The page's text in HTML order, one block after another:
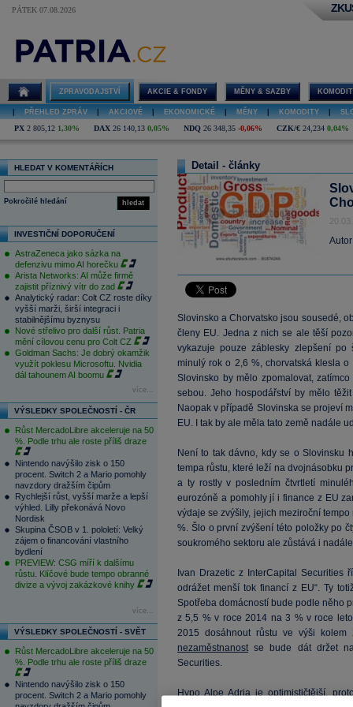
PÁTEK 07.08.2026
ZPRAVODAJSTVÍ AKCIE & FONDY MĚNY & SAZBY
PŘEHLED ZPRÁV AKCIOVÉ EKONOMICKÉ MĚNY KOMODITY
PX 2 805,12 1,30% DAX 26 140,13 0,05% NDQ 26 348,35 -0,06% CZK/€ 24,234 0,04%
HLEDAT V KOMENTÁŘÍCH
hledat
Pokročilé hledání
INVESTIČNÍ DOPORUČENÍ
AstraZeneca jako sázka na
defenzivu mimo AI horečku
Arista Networks: AI může firmě
zajistit příznivý vítr do zad
Analytický radar: Colt CZ roste díky
vyšší marži, širší integraci i
stabilnějšímu byznysu
Nové střelivo pro další růst. Patria
mění cílovou cenu pro Colt CZ
Goldman Sachs: Je dobrý okamžik
využít poklesu Microsoftu. Nvidia
dál tahounem AI boomu
více...
VÝSLEDKY SPOLEČNOSTÍ - ČR
Růst MercadoLibre akceleruje na 50
%. Podle trhu ale roste příliš draze
Nintendo navýšilo zisk o 150
procent. Switch 2 a Mario pomohly
navzdory dražším čipům
Rychlejší růst, vyšší marže a lepší
výhled. Lilly překonává Novo
Nordisk
Skupina ČSOB v 1. pololetí: Velký
zájem o financování vlastního
bydlení
PREVIEW: CSG míří k dalšímu
růstu. Klíčové bude tempo obranné
divize a vývoj zakázkové knihy
více...
VÝSLEDKY SPOLEČNOSTÍ - SVĚT
Růst MercadoLibre akceleruje na 50
%. Podle trhu ale roste příliš draze
Nintendo navýšilo zisk o 150
procent. Switch 2 a Mario pomohly
Detail - články
Slovinsko a Chorvatsko jsou sousedé,
členy EU. Jedna z nich se ale těší
vykazuje pouze záblesky zlepšení po
minulý rok o 2,6 %, chorvatská klesla
Slovinsko by mělo zpomalovat,
sebou. Jeho hospodářství by mělo
Naopak v případě Slovinska se projeví
EU. I tak by ale měla tato země nadále
Není to tak dávno, kdy se o Slovinsku
tempa růstu, které leží na dvojnásobku
a ty rostly v posledním čtvrtletí
eurozóně a pomohly jí i finance z EU
výdaje se zvýšily, jejich meziroční
%. Šlo o první zvýšení této položky po
soukromého sektoru ale zůstává i
Ivan Drazetic z InterCapital Securities
odrážet menší tok financí z EU“. Ty
Spotřeba domácností bude podle něho
z 5,5 % v roce 2014 na 3 % v roce
2015 dosáhnout růstu ve výši kolem
nezaměstnanostse bude dát držet na
Securities.
Hypo Alpe Adria je optimističtější,